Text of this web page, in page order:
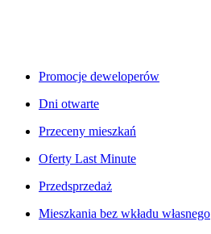
Promocje deweloperów
Dni otwarte
Przeceny mieszkań
Oferty Last Minute
Przedsprzedaż
Mieszkania bez wkładu własnego